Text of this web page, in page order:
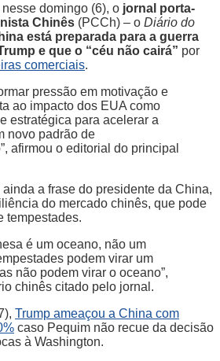
domingo (6), o jornal porta-
Chinês (PCCh) – o Diário do
está preparada para a guerra
e que o “céu não cairá” por
comerciais.
pressão em motivação e
ao impacto dos EUA como
estratégica para acelerar a
novo padrão de
afirmou o editorial do principal
ainda a frase do presidente da China,
do mercado chinês, que pode
tempestades.
é um oceano, não um
podem virar um
não podem virar o oceano”,
chinês citado pelo jornal.
Trump ameaçou a China com
caso Pequim não recue da decisão
à Washington.